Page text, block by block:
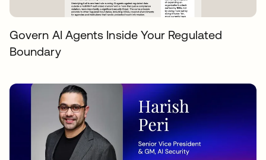
Govern AI Agents Inside Your Regulated
Boundary